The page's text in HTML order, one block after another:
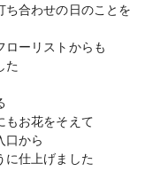
ち合わせの日のことを
ローリストからも
た
もお花をそえて
口から
に仕上げました